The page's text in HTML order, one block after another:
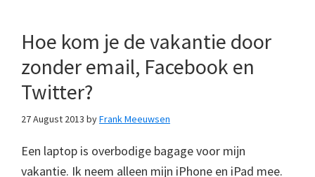
Hoe kom je de vakantie door
zonder email, Facebook en
Twitter?
27 August 2013 byFrank Meeuwsen
Een laptop is overbodige bagage voor mijn
vakantie. Ik neem alleen mijn iPhone en iPad mee.